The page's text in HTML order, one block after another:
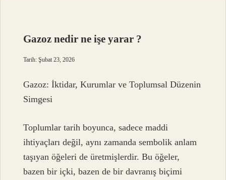
Gazoz nedir ne işe yarar ?
Tarih: Şubat 23, 2026
Gazoz: İktidar, Kurumlar ve Toplumsal Düzenin
Simgesi
Toplumlar tarih boyunca, sadece maddi
ihtiyaçları değil, aynı zamanda sembolik anlam
taşıyan öğeleri de üretmişlerdir. Bu öğeler,
bazen bir içki, bazen de bir davranış biçimi